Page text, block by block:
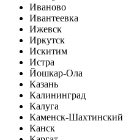
Иваново
Ивантеевка
Ижевск
Иркутск
Искитим
Истра
Йошкар-Ола
Казань
Калининград
Калуга
Каменск-Шахтинский
Канск